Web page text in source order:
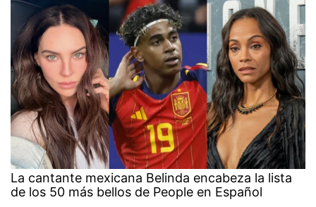
La cantante mexicana Belinda encabeza la lista
de los 50 más bellos de People en Español